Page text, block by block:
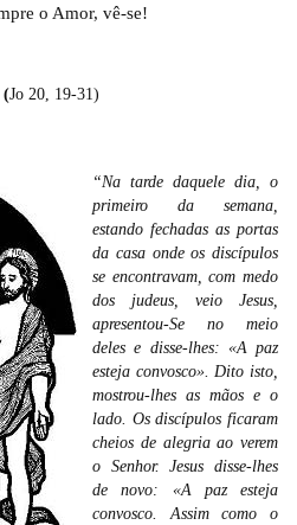
o Amor, vê-se!
(Jo 20, 19-31)
“Na tarde daquele dia, o
primeiro da semana,
estando fechadas as portas
da casa onde os discípulos
se encontravam, com medo
dos judeus, veio Jesus,
apresentou-Se no meio
deles e disse-lhes: «A paz
esteja convosco». Dito isto,
mostrou-lhes as mãos e o
lado. Os discípulos ficaram
cheios de alegria ao verem
o Senhor. Jesus disse-lhes
de novo: «A paz esteja
convosco. Assim como o